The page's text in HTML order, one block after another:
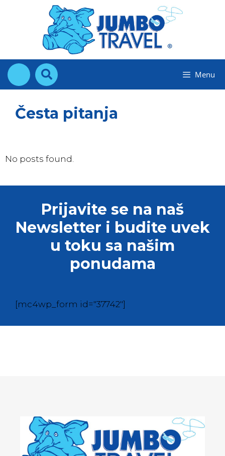
Menu
Česta pitanja
No posts found.
Prijavite se na naš
Newsletter i budite uvek
u toku sa našim
ponudama
[mc4wp_form id="37742"]